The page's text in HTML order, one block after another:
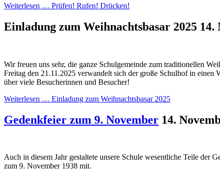
Weiterlesen … Prüfen! Rufen! Drücken!
Einladung zum Weihnachtsbasar 2025 14.
Wir freuen uns sehr, die ganze Schulgemeinde zum traditionellen
Freitag den 21.11.2025 verwandelt sich der große Schulhof in einen
über viele Besucherinnen und Besucher!
Weiterlesen … Einladung zum Weihnachtsbasar 2025
Gedenkfeier zum 9. November 14.
Auch in diesem Jahr gestaltete unsere Schule wesentliche Teile der
zum 9. November 1938 mit.